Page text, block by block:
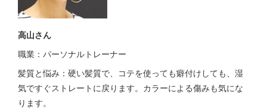
高山さん
職業：パーソナルトレーナー
髪質と悩み：硬い髪質で、コテを使っても癖付けしても、湿
気ですぐストレートに戻ります。カラーによる傷みも気にな
ります。